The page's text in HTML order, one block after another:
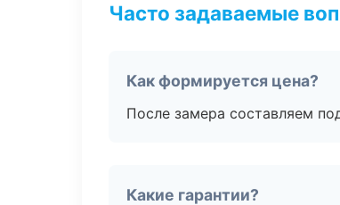
Часто задаваемые
Как формируется цена?
После замера составляем
Какие гарантии?